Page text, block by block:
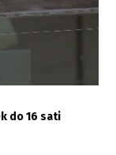
do 16 sati